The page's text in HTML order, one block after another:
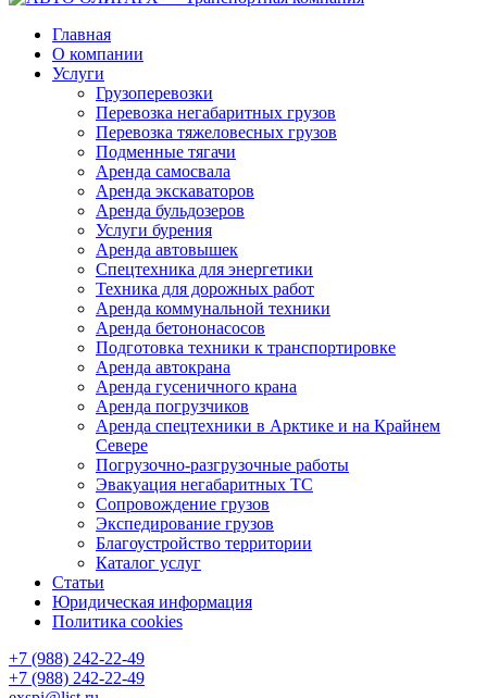
Главная
О компании
Услуги
Грузоперевозки
Перевозка негабаритных грузов
Перевозка тяжеловесных грузов
Подменные тягачи
Аренда самосвала
Аренда экскаваторов
Аренда бульдозеров
Услуги бурения
Аренда автовышек
Спецтехника для энергетики
Техника для дорожных работ
Аренда коммунальной техники
Аренда бетононасосов
Подготовка техники к транспортировке
Аренда автокрана
Аренда гусеничного крана
Аренда погрузчиков
Аренда спецтехники в Арктике и на Крайнем
Севере
Погрузочно-разгрузочные работы
Эвакуация негабаритных ТС
Сопровождение грузов
Экспедирование грузов
Благоустройство территории
Каталог услуг
Статьи
Юридическая информация
Политика cookies
+7 (988) 242-22-49
+7 (988) 242-22-49